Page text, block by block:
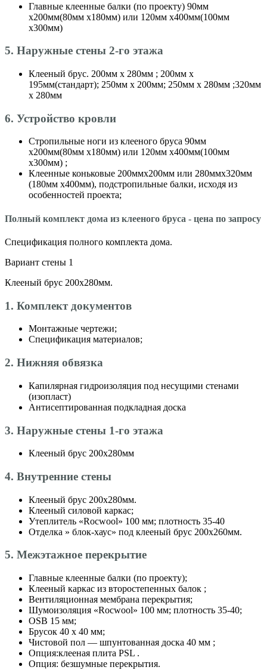
Главные клеенные балки (по проекту) 90мм
х200мм(80мм х180мм) или 120мм х400мм(100мм
х300мм)
5. Наружные стены 2-го этажа
Клееный брус. 200мм х 280мм ; 200мм х
195мм(стандарт); 250мм х 200мм; 250мм х 280мм ;320мм
х 280мм
6. Устройство кровли
Стропильные ноги из клееного бруса 90мм
х200мм(80мм х180мм) или 120мм х400мм(100мм
х300мм) ;
Клеенные коньковые 200ммх200мм или 280ммх320мм
(180мм х400мм), подстропильные балки, исходя из
особенностей проекта;
Полный комплект дома из клееного бруса - цена по запросу
Спецификация полного комплекта дома.
Вариант стены 1
Клееный брус 200х280мм.
1. Комплект документов
Монтажные чертежи;
Спецификация материалов;
2. Нижняя обвязка
Капилярная гидроизоляция под несущими стенами
(изопласт)
Антисептированная подкладная доска
3. Наружные стены 1-го этажа
Клееный брус 200х280мм
4. Внутренние стены
Клееный брус 200х280мм.
Клееный силовой каркас;
Утеплитель «Roсwool» 100 мм; плотность 35-40
Отделка » блок-хаус» под клееный брус 200х260мм.
5. Межэтажное перекрытие
Главные клеенные балки (по проекту);
Клееный каркас из второстепенных балок ;
Вентиляционная мембрана перекрытия;
Шумоизоляция «Roсwool» 100 мм; плотность 35-40;
OSB 15 мм;
Брусок 40 х 40 мм;
Чистовой пол — шпунтованная доска 40 мм ;
Опция:клееная плита PSL .
Опция: безшумные перекрытия.